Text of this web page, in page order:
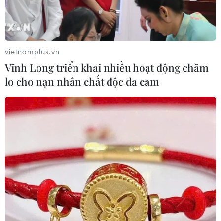
Đây là năm thứ bảy liên tiếp nhóm G39 Hà Nội tổ chức triển
lãm tranh Tết. (Ảnh: BTC)
Triển lãm “Tiễn Hợi đón Tý” sẽ giới thiệu tới
công chúng những tác phẩm nhất thể hiện hình
vietnamplus.vn
Vĩnh Long triển khai nhiều hoạt động chăm
lo cho nạn nhân chất độc da cam